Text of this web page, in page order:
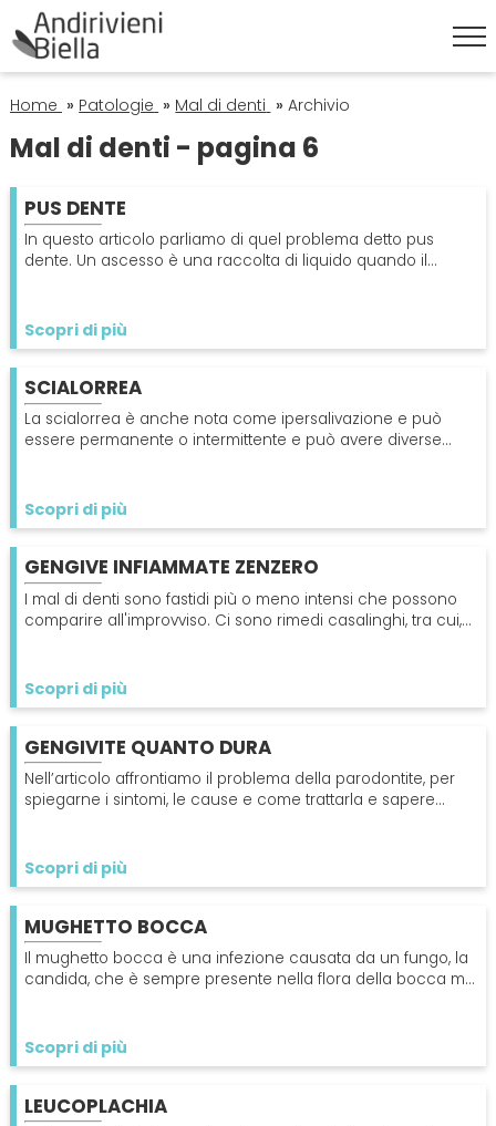
HOME
Corona Dentale
Sbiancamento Denti
IGIENE ORALE
Pulizia Denti
Apparecchio
Endodonzia
PATOLOGIE
Alitosi
PROTESI
Impianti
Protesi Dentali
SPECIALISTI
Dentista
Impianti Dentali
Sbiancamento Dentale
Home » Patologie » Mal di denti » Archivio
Mal di denti - pagina 6
PUS DENTE
In questo articolo parliamo di quel problema detto pus
dente. Un ascesso è una raccolta di liquido quando il
Scopri di più
SCIALORREA
La scialorrea è anche nota come ipersalivazione e può
essere permanente o intermittente e può avere diverse
Scopri di più
GENGIVE INFIAMMATE ZENZERO
I mal di denti sono fastidi più o meno intensi che possono
comparire all'improvviso. Ci sono rimedi casalinghi, tra cui,
Scopri di più
GENGIVITE QUANTO DURA
Nell’articolo affrontiamo il problema della parodontite, per
spiegarne i sintomi, le cause e come trattarla e sapere
Scopri di più
MUGHETTO BOCCA
Il mughetto bocca è una infezione causata da un fungo, la
candida, che è sempre presente nella flora della bocca ma
Scopri di più
LEUCOPLACHIA